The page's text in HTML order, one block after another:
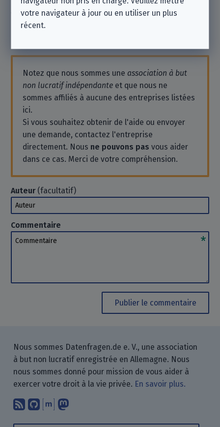
Aucun commentaire pour le moment. Pourquoi tu n'en
laisseriez-vous pas un ?
Notez que nous sommes une association à but
non lucratif indépendante et que nous ne
sommes affiliés à aucune des entreprises listées
ici.
Si vous souhaitez obtenir de l'aide ou envoyer
une demande, contactez l'entreprise
directement. Nous ne pouvons pas vous aider
dans ce cas. Merci de votre compréhension.
Auteur(facultatif)
Auteur
Commentaire
Commentaire
Publier le commentaire
Nous sommes Datenfragen.de e. V., une association
à but non lucratif enregistrée en Allemagne. Nous
nous sommes donné pour mission de vous aider à
exercer votre droit à la vie privée. En savoir plus.
Abonnez-vous à notre blog en
Nous trouver sur GitHub.
Échanger avec nous via Matrix.
votre navigateur à jour ou en utiliser un plus
récent.